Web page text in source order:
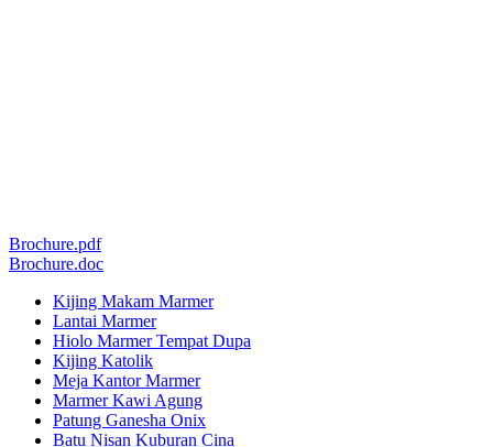
Brochure.pdf
Brochure.doc
Kijing Makam Marmer
Lantai Marmer
Hiolo Marmer Tempat Dupa
Kijing Katolik
Meja Kantor Marmer
Marmer Kawi Agung
Patung Ganesha Onix
Batu Nisan Kuburan Cina